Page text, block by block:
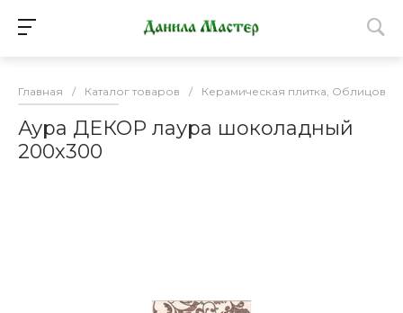
Главная / Каталог товаров / Керамическая плитка,
Аура ДЕКОР лаура шоколадный
200х300